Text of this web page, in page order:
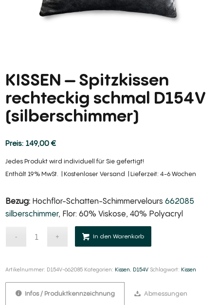
KISSEN – Spitzkissen
rechteckig schmal D154V
(silberschimmer)
149,00€
Jedes Produkt wird individuell für Sie gefertigt!
Enthält 19% MwSt.
Kostenloser Versand Lieferzeit: 4-6 Wochen
Bezug: Hochflor-Schatten-Schimmervelours662085
silberschimmer, Flor: 60% Viskose, 40% Polyacryl
In den Warenkorb
Artikelnummer: D154V-662085 Kategorien: Kissen, D154V Schlagwort: Kissen
Infos / Produktkennzeichnung Abmessungen